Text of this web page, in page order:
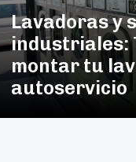
Lavadoras y
industriales:
montar tu
autoservicio